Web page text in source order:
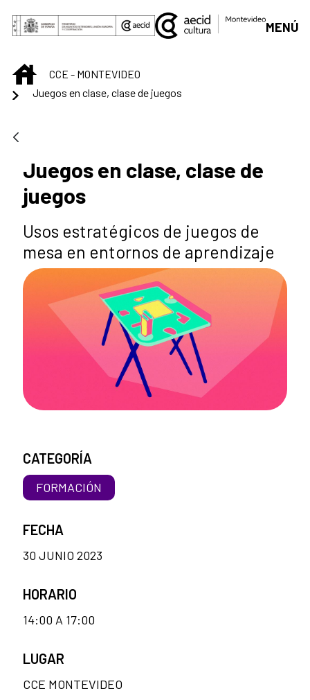
Saltar al contenido principal
MENÚ
INICIOCCE - MONTEVIDEO
Juegos en clase, clase de juegos
Juegos en clase, clase de
juegos
Usos estratégicos de juegos de
mesa en entornos de aprendizaje
CATEGORÍA
FORMACIÓN
FECHA
30 JUNIO 2023
HORARIO
14:00 A 17:00
LUGAR
CCE MONTEVIDEO